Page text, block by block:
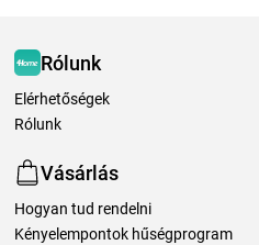
Rólunk
Elérhetőségek
Rólunk
Vásárlás
Hogyan tud rendelni
Kényelempontok hűségprogram